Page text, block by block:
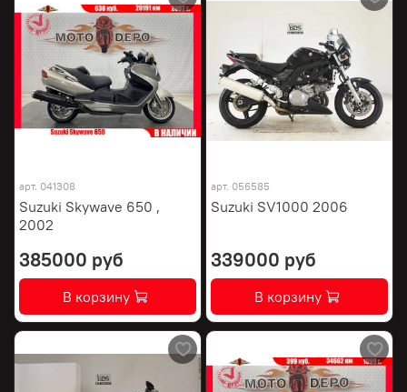
арт. 041308
Suzuki Skywave 650 ,
2002
385000 руб
В корзину
арт. 056585
Suzuki SV1000 2006
339000 руб
В корзину